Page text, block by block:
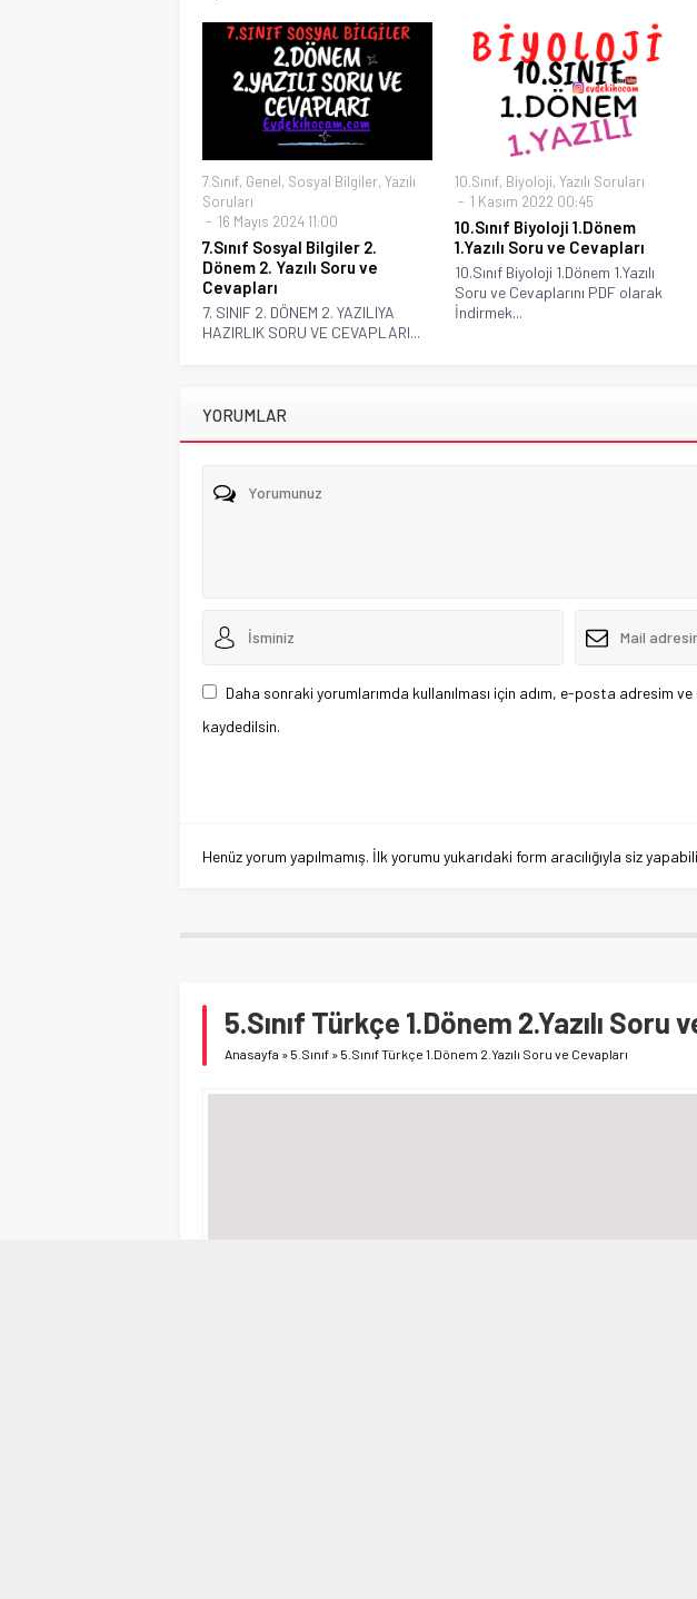
7.Sınıf, Genel, Sosyal Bilgiler, Yazılı
Soruları
16 Mayıs 2024 11:00
7.Sınıf Sosyal Bilgiler 2.
Dönem 2. Yazılı Soru ve
Cevapları
7. SINIF 2. DÖNEM 2. YAZILIYA
HAZIRLIK SORU VE CEVAPLARI...
10.Sınıf, Biyoloji, Yazılı Soruları
1 Kasım 2022 00:45
10.Sınıf Biyoloji 1.Dönem
1.Yazılı Soru ve Cevapları
10.Sınıf Biyoloji 1.Dönem 1.Yazılı
Soru ve Cevaplarını PDF olarak
İndirmek...
YORUMLAR
Daha sonraki yorumlarımda kullanılması için adım, e-posta adresim
kaydedilsin.
Henüz yorum yapılmamış. İlk yorumu yukarıdaki form aracılığıyla siz
5.Sınıf Türkçe 1.Dönem 2.Yazılı Soru
Anasayfa » 5.Sınıf » 5.Sınıf Türkçe 1.Dönem 2.Yazılı Soru ve Cevapları